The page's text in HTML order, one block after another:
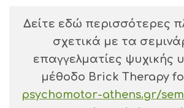
Δείτε εδώ περισσότερες
σχετικά με τα
επαγγελματίες ψυχικής
μέθοδο Brick Therapy
psychomotor-athens.gr/